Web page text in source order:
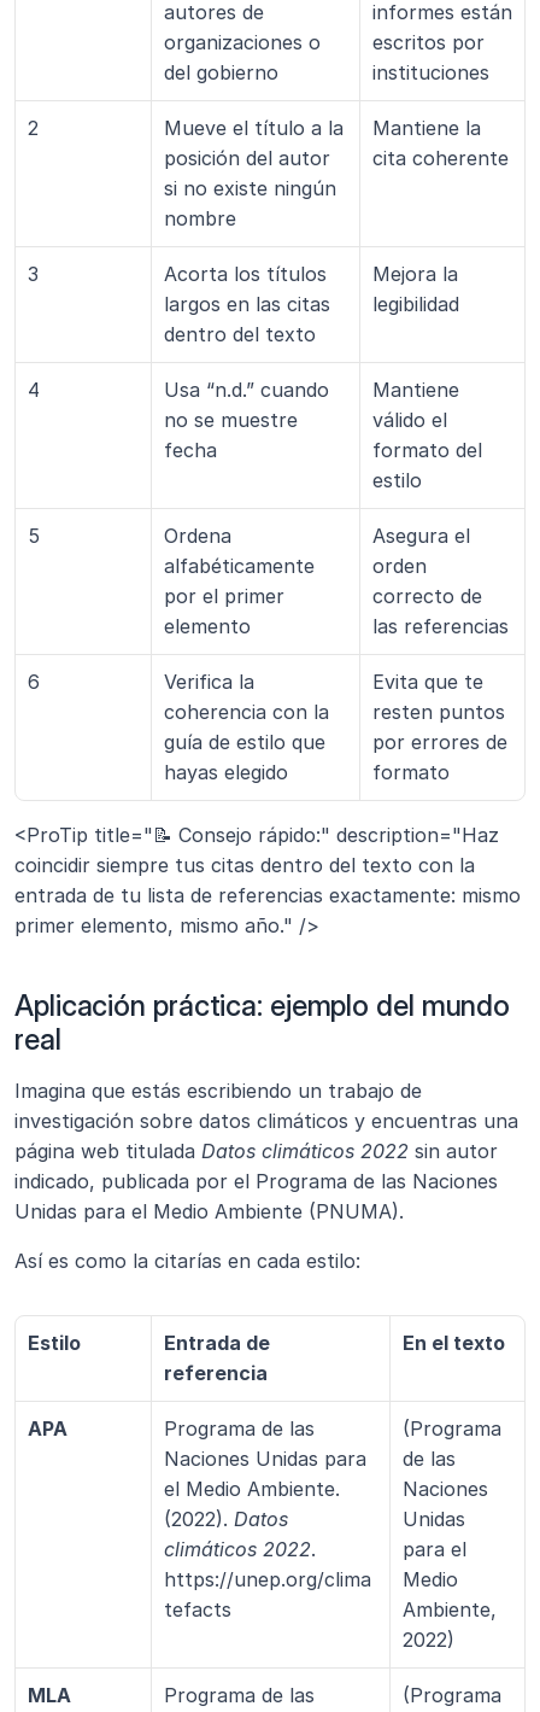
autores de
organizaciones o
del gobierno
informes están
escritos por
instituciones
2
Mueve el título a la
posición del autor
si no existe ningún
nombre
Mantiene la
cita coherente
3
Acorta los títulos
largos en las citas
dentro del texto
Mejora la
legibilidad
4
Usa “n.d.” cuando
no se muestre
fecha
Mantiene
válido el
formato del
estilo
5
Ordena
alfabéticamente
por el primer
elemento
Asegura el
orden
correcto de
las referencias
6
Verifica la
coherencia con la
guía de estilo que
hayas elegido
Evita que te
resten puntos
por errores de
formato
<ProTip title="📝 Consejo rápido:" description="Haz
coincidir siempre tus citas dentro del texto con la
entrada de tu lista de referencias exactamente: mismo
primer elemento, mismo año." />
Aplicación práctica: ejemplo del mundo
real
Imagina que estás escribiendo un trabajo de
investigación sobre datos climáticos y encuentras una
página web titulada Datos climáticos 2022 sin autor
indicado, publicada por el Programa de las Naciones
Unidas para el Medio Ambiente (PNUMA).
Así es como la citarías en cada estilo:
Estilo
Entrada de
referencia
En el texto
APA
Programa de las
Naciones Unidas para
el Medio Ambiente.
(2022). Datos
climáticos 2022.
https://unep.org/clima
tefacts
(Programa
de las
Naciones
Unidas
para el
Medio
Ambiente,
2022)
MLA
Programa de las
(Programa